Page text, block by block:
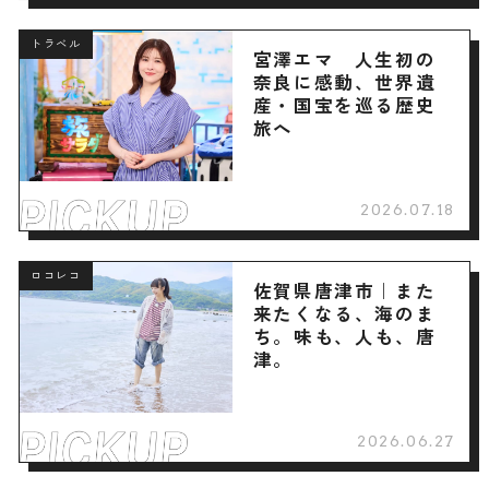
トラベル
宮澤エマ 人生初の
奈良に感動、世界遺
産・国宝を巡る歴史
旅へ
2026.07.18
ロコレコ
佐賀県唐津市｜また
来たくなる、海のま
ち。味も、人も、唐
津。
2026.06.27